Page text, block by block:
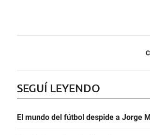
SEGUÍ LEYENDO
El mundo del fútbol despide a Jorge